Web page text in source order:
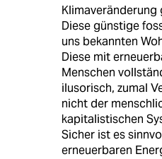
Klimaveränderung
Diese günstige
uns bekannten
Diese mit
Menschen
ilusorisch, zumal
nicht der
kapitalistischen
Sicher ist es
erneuerbaren